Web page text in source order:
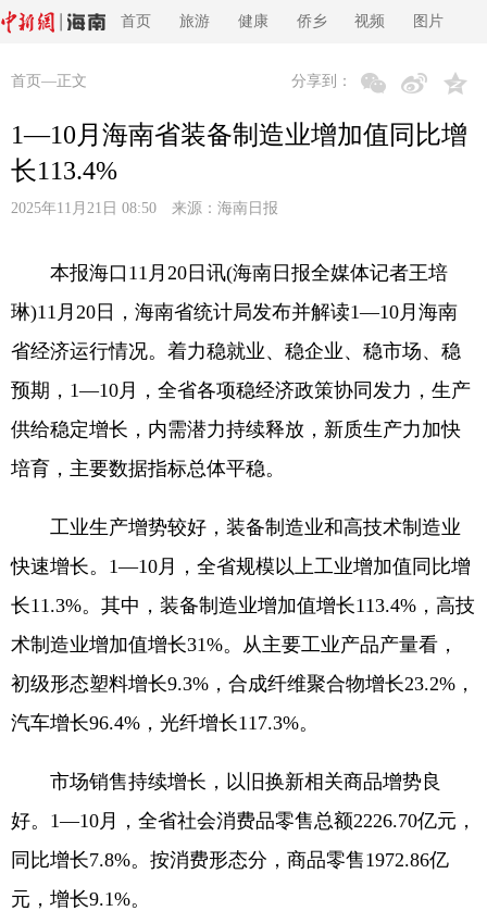
首页 旅游 健康 侨乡 视频 图片
首页 —正文 分享到：
1—10月海南省装备制造业增加值同比增
长113.4%
2025年11月21日 08:50 来源： 海南日报
本报海口11月20日讯(海南日报全媒体记者王培
琳)11月20日，海南省统计局发布并解读1—10月海南
省经济运行情况。着力稳就业、稳企业、稳市场、稳
预期，1—10月，全省各项稳经济政策协同发力，生产
供给稳定增长，内需潜力持续释放，新质生产力加快
培育，主要数据指标总体平稳。
工业生产增势较好，装备制造业和高技术制造业
快速增长。1—10月，全省规模以上工业增加值同比增
长11.3%。其中，装备制造业增加值增长113.4%，高技
术制造业增加值增长31%。从主要工业产品产量看，
初级形态塑料增长9.3%，合成纤维聚合物增长23.2%，
汽车增长96.4%，光纤增长117.3%。
市场销售持续增长，以旧换新相关商品增势良
好。1—10月，全省社会消费品零售总额2226.70亿元，
同比增长7.8%。按消费形态分，商品零售1972.86亿
元，增长9.1%。